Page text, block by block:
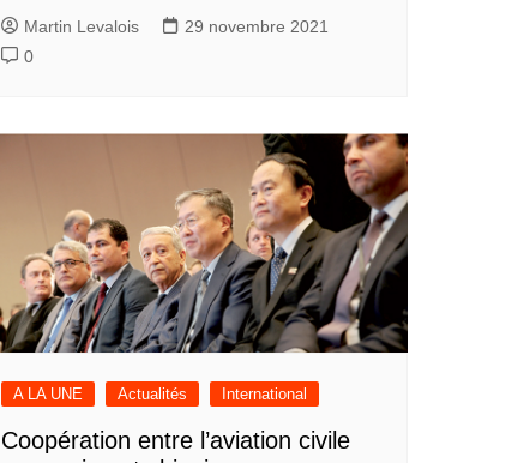
Martin Levalois
29 novembre 2021
0
A LA UNE Actualités International
Coopération entre l’aviation civile